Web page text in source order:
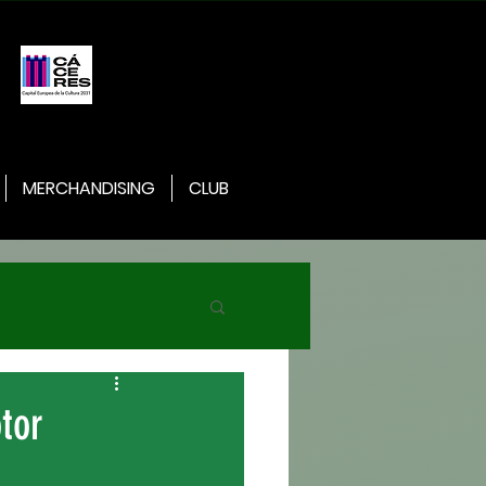
MERCHANDISING CLUB